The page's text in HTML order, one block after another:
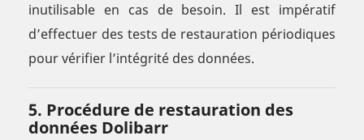
inutilisable en cas de besoin. Il est impératif
d’effectuer des tests de restauration périodiques
pour vérifier l’intégrité des données.
5. Procédure de restauration des
données Dolibarr